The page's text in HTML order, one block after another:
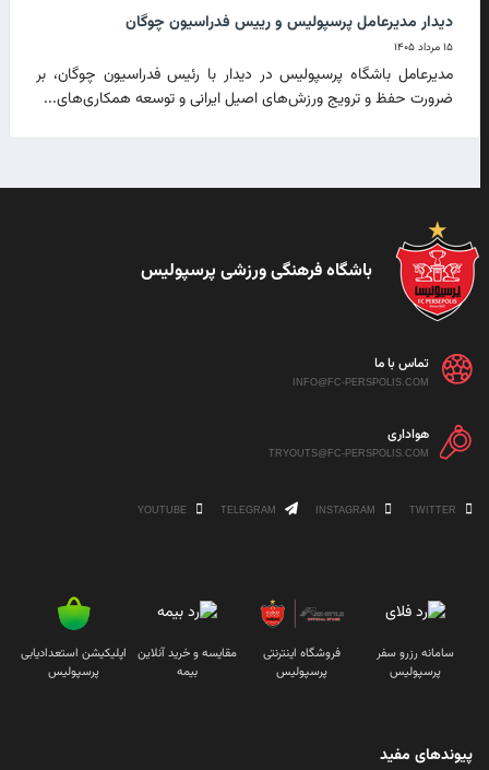
دیدار مدیرعامل پرسپولیس و رییس فدراسیون چوگان
۱۵ مرداد ۱۴۰۵
مدیرعامل باشگاه پرسپولیس در دیدار با رئیس فدراسیون چوگان، بر
ضرورت حفظ و ترویج ورزش‌های اصیل ایرانی و توسعه همکاری‌های...
باشگاه فرهنگی ورزشی پرسپولیس
تماس با ما
INFO@FC-PERSPOLIS.COM
هواداری
TRYOUTS@FC-PERSPOLIS.COM
سامانه رزرو سفر
پرسپولیس
فروشگاه اینترنتی
پرسپولیس
مقایسه و خرید آنلاین
بیمه
اپلیکیشن استعدادیابی
پرسپولیس
پیوندهای مفید